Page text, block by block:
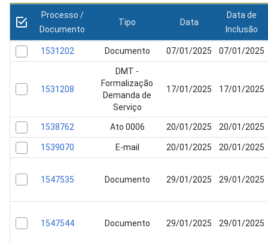
Processo /
Documento
Tipo Data
Data de
Inclusão
1531202 Documento 07/01/2025 07/01/2025
1531208
DMT -
Formalização
Demanda de
Serviço
17/01/2025 17/01/2025
1538762 Ato 0006 20/01/2025 20/01/2025
1539070 E-mail 20/01/2025 20/01/2025
1547535 Documento 29/01/2025 29/01/2025
1547544 Documento 29/01/2025 29/01/2025